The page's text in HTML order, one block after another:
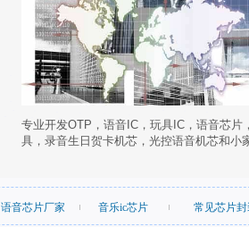
专业开发OTP，语音IC，玩具IC，语音芯
具，录音生日贺卡机芯，光控语音机芯和小
语音芯片厂家 音乐ic芯片 常见芯片